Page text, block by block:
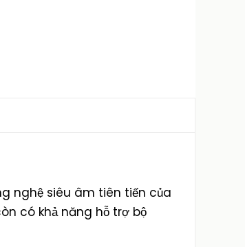
nghệ siêu âm tiên tiến của
có khả năng hỗ trợ bộ